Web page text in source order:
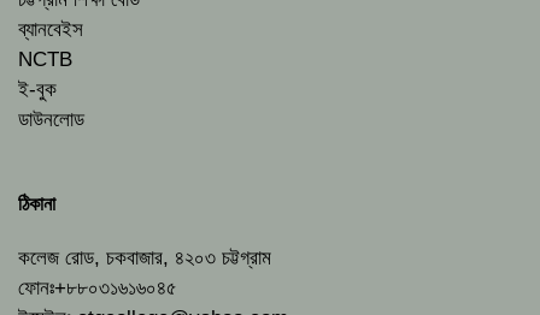
ব্যানবেইস
NCTB
ই-বুক
ডাউনলোড
ঠিকানা
কলেজ রোড, চকবাজার, ৪২০৩ চট্টগ্রাম
ফোনঃ+৮৮০৩১৬১৬০৪৫